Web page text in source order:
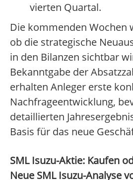
vierten Quartal.
Die kommenden Wochen
ob die strategische
in den Bilanzen sichtbar
Bekanntgabe der
erhalten Anleger erste
Nachfrageentwicklung,
detaillierten
Basis für das neue
SML Isuzu-Aktie: Kaufen
Neue SML Isuzu-Analyse